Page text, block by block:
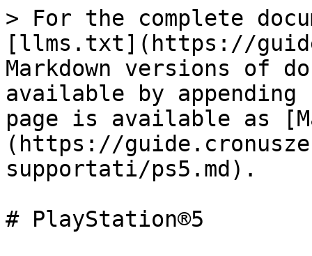
> For the complete
[llms.txt](https://
Markdown versions of
available by
page is available as
(https://
supportati/ps5.md).
# PlayStation®5